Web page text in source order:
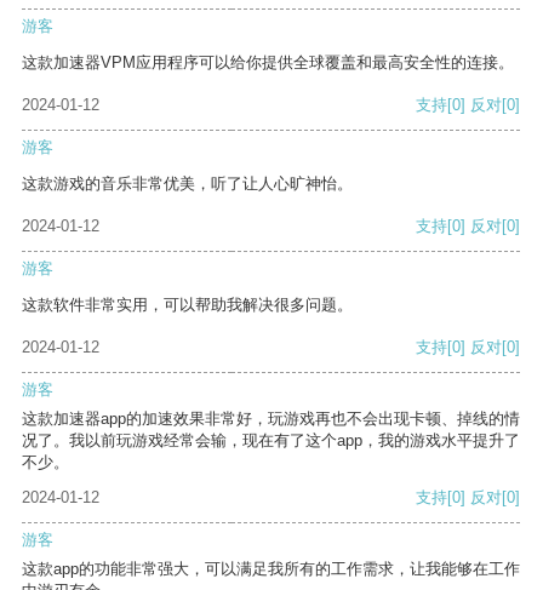
游客
这款加速器VPM应用程序可以给你提供全球覆盖和最高安全性的连接。
2024-01-12 支持[0] 反对[0]
游客
这款游戏的音乐非常优美，听了让人心旷神怡。
2024-01-12 支持[0] 反对[0]
游客
这款软件非常实用，可以帮助我解决很多问题。
2024-01-12 支持[0] 反对[0]
游客
这款加速器app的加速效果非常好，玩游戏再也不会出现卡顿、掉线的情
况了。我以前玩游戏经常会输，现在有了这个app，我的游戏水平提升了
不少。
2024-01-12
支持[0] 反对[0]
游客
这款app的功能非常强大，可以满足我所有的工作需求，让我能够在工作